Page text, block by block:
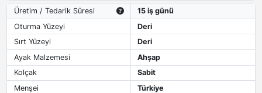
Üretim / Tedarik Süresi
15 iş günü
Oturma Yüzeyi
Deri
Sırt Yüzeyi
Deri
Ayak Malzemesi
Ahşap
Kolçak
Sabit
Menşei
Türkiye